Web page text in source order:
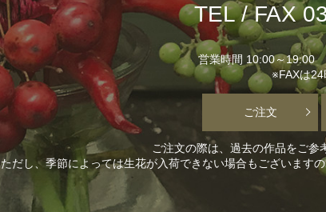
TEL / FAX
営業時間 10:00～19:00
※FAXは
ご注文
ご注文の際は、過去の作品をご
ただし、季節によっては生花が入荷できない場合もございます